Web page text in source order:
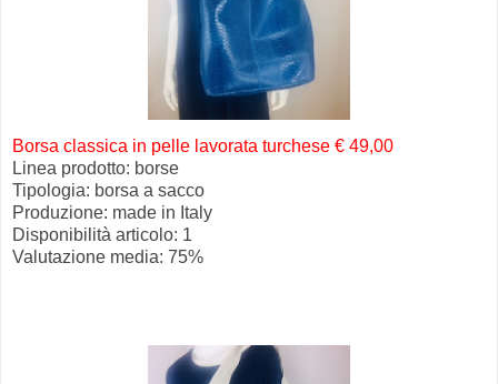
Borsa classica in pelle lavorata turchese € 49,00
Linea prodotto: borse
Tipologia: borsa a sacco
Produzione: made in Italy
Disponibilità articolo: 1
Valutazione media: 75%